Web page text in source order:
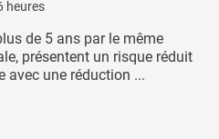
heures
de 5 ans par le même
présentent un risque réduit
avec une réduction ...